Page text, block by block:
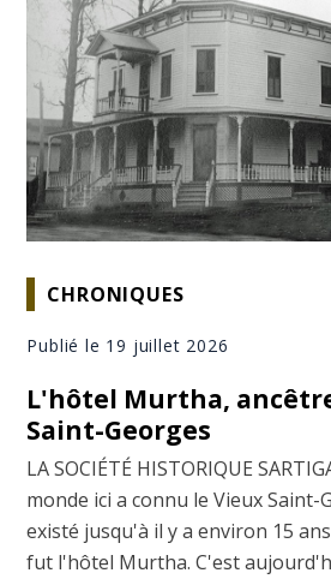
CHRONIQUES
Publié le 19 juillet 2026
L'hôtel Murtha,
Saint-Georges
LA SOCIÉTÉ HISTORIQUE
monde ici a connu le Vieux Saint-
existé jusqu'à il y a environ 15
fut l'hôtel Murtha. C'est